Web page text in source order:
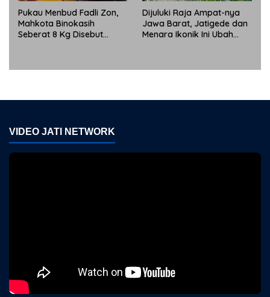
Pukau Menbud Fadli Zon,
Mahkota Binokasih
Seberat 8 Kg Disebut
Dijuluki Raja Ampat-nya
Jawa Barat, Jatigede dan
Menara Ikonik Ini Ubah
VIDEO JATI NETWORK